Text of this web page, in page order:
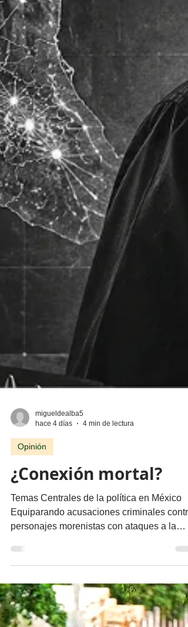
advertir que el mundo no puede reaccionar
cada desastre como un hecho
independiente. Guterres sostuvo que las
guerras y el cambio climático agravan las
condiciones de vida de millones de pe
Opinión
¿Conexión mortal?
Equiparando acusaciones criminales contra
personajes morenistas con ataques a la
reclaman supuesto injerencismo de los
estadounidenses. Por Miguel Tirado Rasso
mitirasso@yahoo.com.mx Parte 2 Habría